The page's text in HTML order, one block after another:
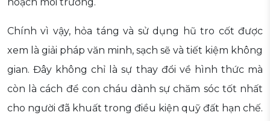
hoạch môi trường.
Chính vì vậy, hỏa táng và sử dụng hũ tro cốt được
xem là giải pháp văn minh, sạch sẽ và tiết kiệm không
gian. Đây không chỉ là sự thay đổi về hình thức mà
còn là cách để con cháu dành sự chăm sóc tốt nhất
cho người đã khuất trong điều kiện quỹ đất hạn chế.